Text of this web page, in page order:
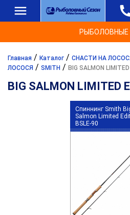
РЫБОЛОВНЫЕ
Главная / Каталог / СНАСТИ НА
ЛОСОСЯ / SMITH / BIG SALMON
BIG SALMON LIMITED
Спиннинг Smith
Salmon Limited
BSLE-90